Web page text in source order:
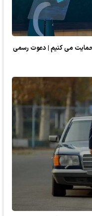
حمایت می کنیم | دعوت رسمی